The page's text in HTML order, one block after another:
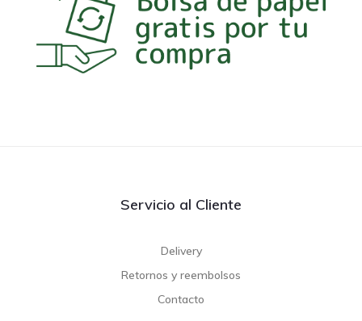
Servicio al Cliente
Delivery
Retornos y reembolsos
Contacto